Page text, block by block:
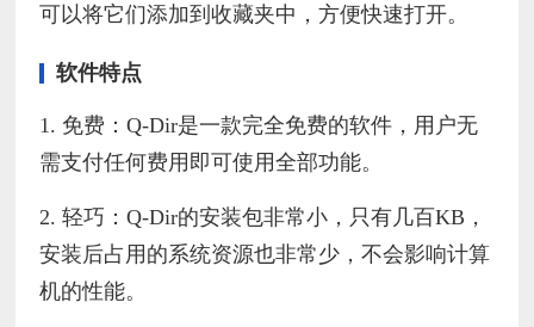
可以将它们添加到收藏夹中，方便快速打开。
软件特点
1. 免费：Q-Dir是一款完全免费的软件，用户无
需支付任何费用即可使用全部功能。
2. 轻巧：Q-Dir的安装包非常小，只有几百KB，
安装后占用的系统资源也非常少，不会影响计算
机的性能。